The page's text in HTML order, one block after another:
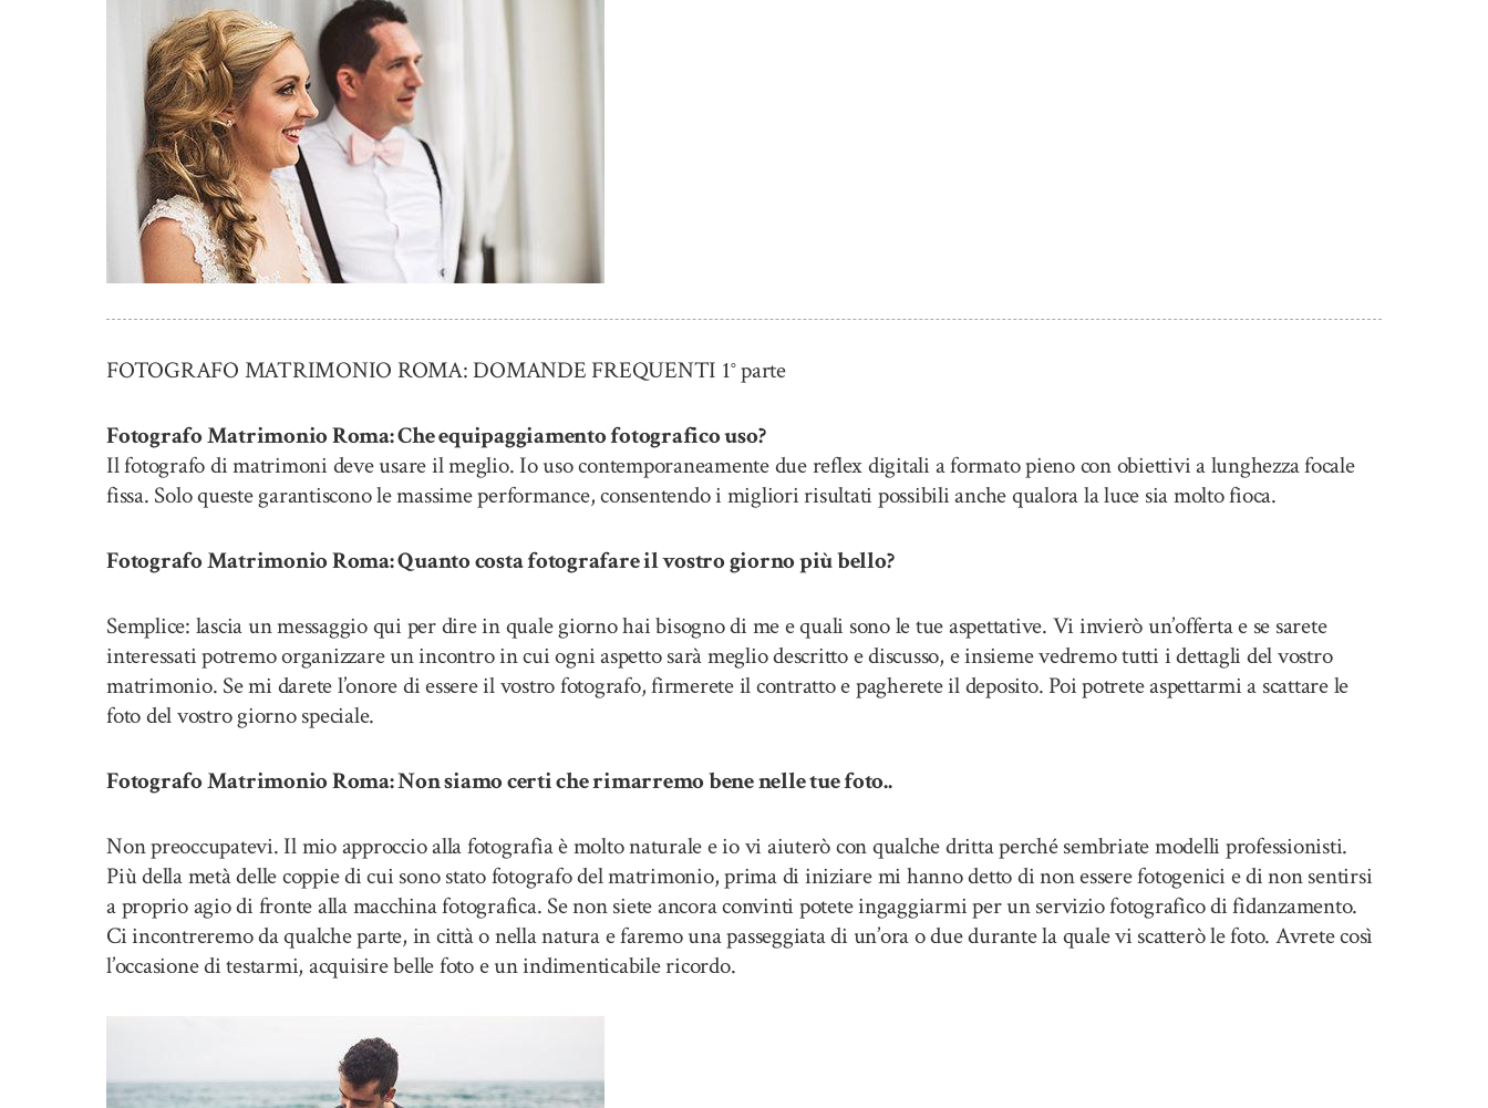
FOTOGRAFO MATRIMONIO ROMA: DOMANDE FREQUENTI 1° parte
Fotografo Matrimonio Roma: Che equipaggiamento fotografico uso?
Il fotografo di matrimoni deve usare il meglio. Io uso contemporaneamente due reflex digitali a formato pieno con obiettivi a lunghezza focale
fissa. Solo queste garantiscono le massime performance, consentendo i migliori risultati possibili anche qualora la luce sia molto fioca.
Fotografo Matrimonio Roma: Quanto costa fotografare il vostro giorno più bello?
Semplice: lascia un messaggio qui per dire in quale giorno hai bisogno di me e quali sono le tue aspettative. Vi invierò un’offerta e se sarete
interessati potremo organizzare un incontro in cui ogni aspetto sarà meglio descritto e discusso, e insieme vedremo tutti i dettagli del vostro
matrimonio. Se mi darete l’onore di essere il vostro fotografo, firmerete il contratto e pagherete il deposito. Poi potrete aspettarmi a scattare le
foto del vostro giorno speciale.
Fotografo Matrimonio Roma: Non siamo certi che rimarremo bene nelle tue foto..
Non preoccupatevi. Il mio approccio alla fotografia è molto naturale e io vi aiuterò con qualche dritta perché sembriate modelli professionisti.
Più della metà delle coppie di cui sono stato fotografo del matrimonio, prima di iniziare mi hanno detto di non essere fotogenici e di non sentirsi
a proprio agio di fronte alla macchina fotografica. Se non siete ancora convinti potete ingaggiarmi per un servizio fotografico di fidanzamento.
Ci incontreremo da qualche parte, in città o nella natura e faremo una passeggiata di un’ora o due durante la quale vi scatterò le foto. Avrete così
l’occasione di testarmi, acquisire belle foto e un indimenticabile ricordo.